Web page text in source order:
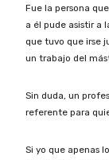
Fue la persona
a él pude asistir a
que tuvo que irse
un trabajo del
Sin duda, un
referente para
Si yo que apenas